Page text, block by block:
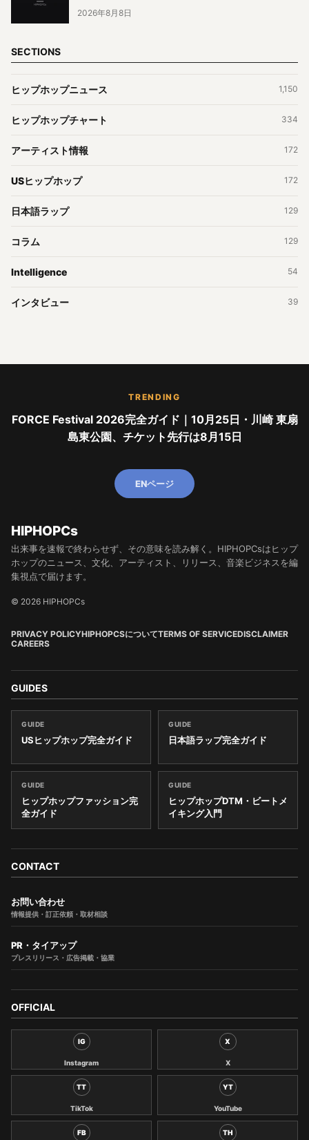
2026年8月8日
SECTIONS
ヒップホップニュース 1,150
ヒップホップチャート 334
アーティスト情報 172
USヒップホップ 172
日本語ラップ 129
コラム 129
Intelligence 54
インタビュー 39
TRENDING
FORCE Festival 2026完全ガイド｜10月25日・川崎 東扇
島東公園、チケット先行は8月15日
ENページ
HIPHOPCs
出来事を速報で終わらせず、その意味を読み解く。HIPHOPCsはヒップ
ホップのニュース、文化、アーティスト、リリース、音楽ビジネスを編
集視点で届けます。
© 2026 HIPHOPCs
PRIVACY POLICYHIPHOPCSについてTERMS OF SERVICEDISCLAIMER
CAREERS
GUIDES
GUIDE
USヒップホップ完全ガイド
GUIDE
日本語ラップ完全ガイド
GUIDE
ヒップホップファッション完
全ガイド
GUIDE
ヒップホップDTM・ビートメ
イキング入門
CONTACT
お問い合わせ
情報提供・訂正依頼・取材相談
PR・タイアップ
プレスリリース・広告掲載・協業
OFFICIAL
IG
Instagram
X
X
TT
TikTok
YT
YouTube
FB TH